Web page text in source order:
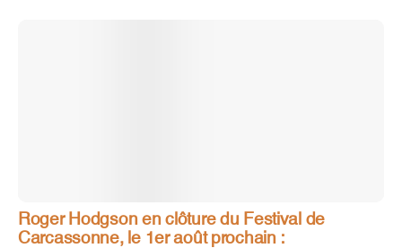
Roger Hodgson en clôture du Festival de
Carcassonne, le 1er août prochain :